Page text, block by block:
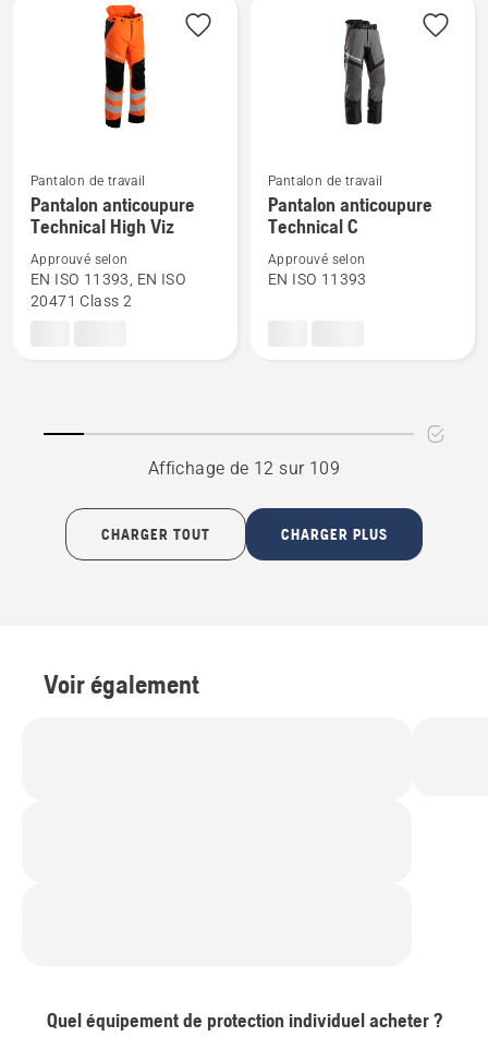
Voir
plus
détails
sur
Pantalon de travail
Pantalon anticoupure
Technical High Viz
Approuvé selon
EN ISO 11393, EN ISO
20471 Class 2
Voir
plus
détails
sur
Pantalon de travail
Pantalon anticoupure
Technical C
Approuvé selon
EN ISO 11393
Affichage de 12 sur 109
CHARGER TOUT CHARGER PLUS
Voir également
Quel équipement de protection individuel acheter ?